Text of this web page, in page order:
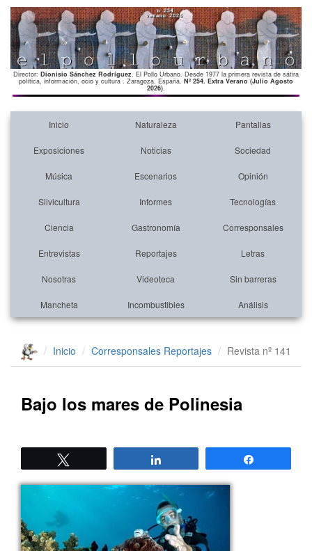
Director: Dionisio Sánchez Rodríguez. El Pollo Urbano. Desde 1977 la primera revista de sátira
política, información, ocio y cultura . Zaragoza. España. Nº 254. Extra Verano (Julio Agosto
2026).
Inicio Naturaleza Pantallas
Exposiciones Noticias Sociedad
Música Escenarios Opinión
Silvicultura Informes Tecnologías
Ciencia Gastronomía Corresponsales
Entrevistas Reportajes Letras
Nosotras Videoteca Sin barreras
Mancheta Incombustibles Análisis
Inicio Corresponsales Reportajes Revista nº 141
Bajo los mares de Polinesia